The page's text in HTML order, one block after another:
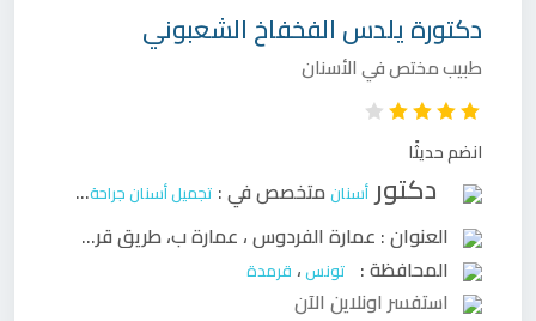
دكتورةيلدس الفخفاخ الشعبوني
طبيب مختص في الأسنان
انضم حديثًا
دكتورأسنانمتخصص في : تجميل أسنانجراحة وجه وفكين
العنوان : عمارة الفردوس ، عمارة ب، طريق قرمدة كلم 2.5، صفاقس
المحافظة : تونس، قرمدة
استفسر اونلاين الآن